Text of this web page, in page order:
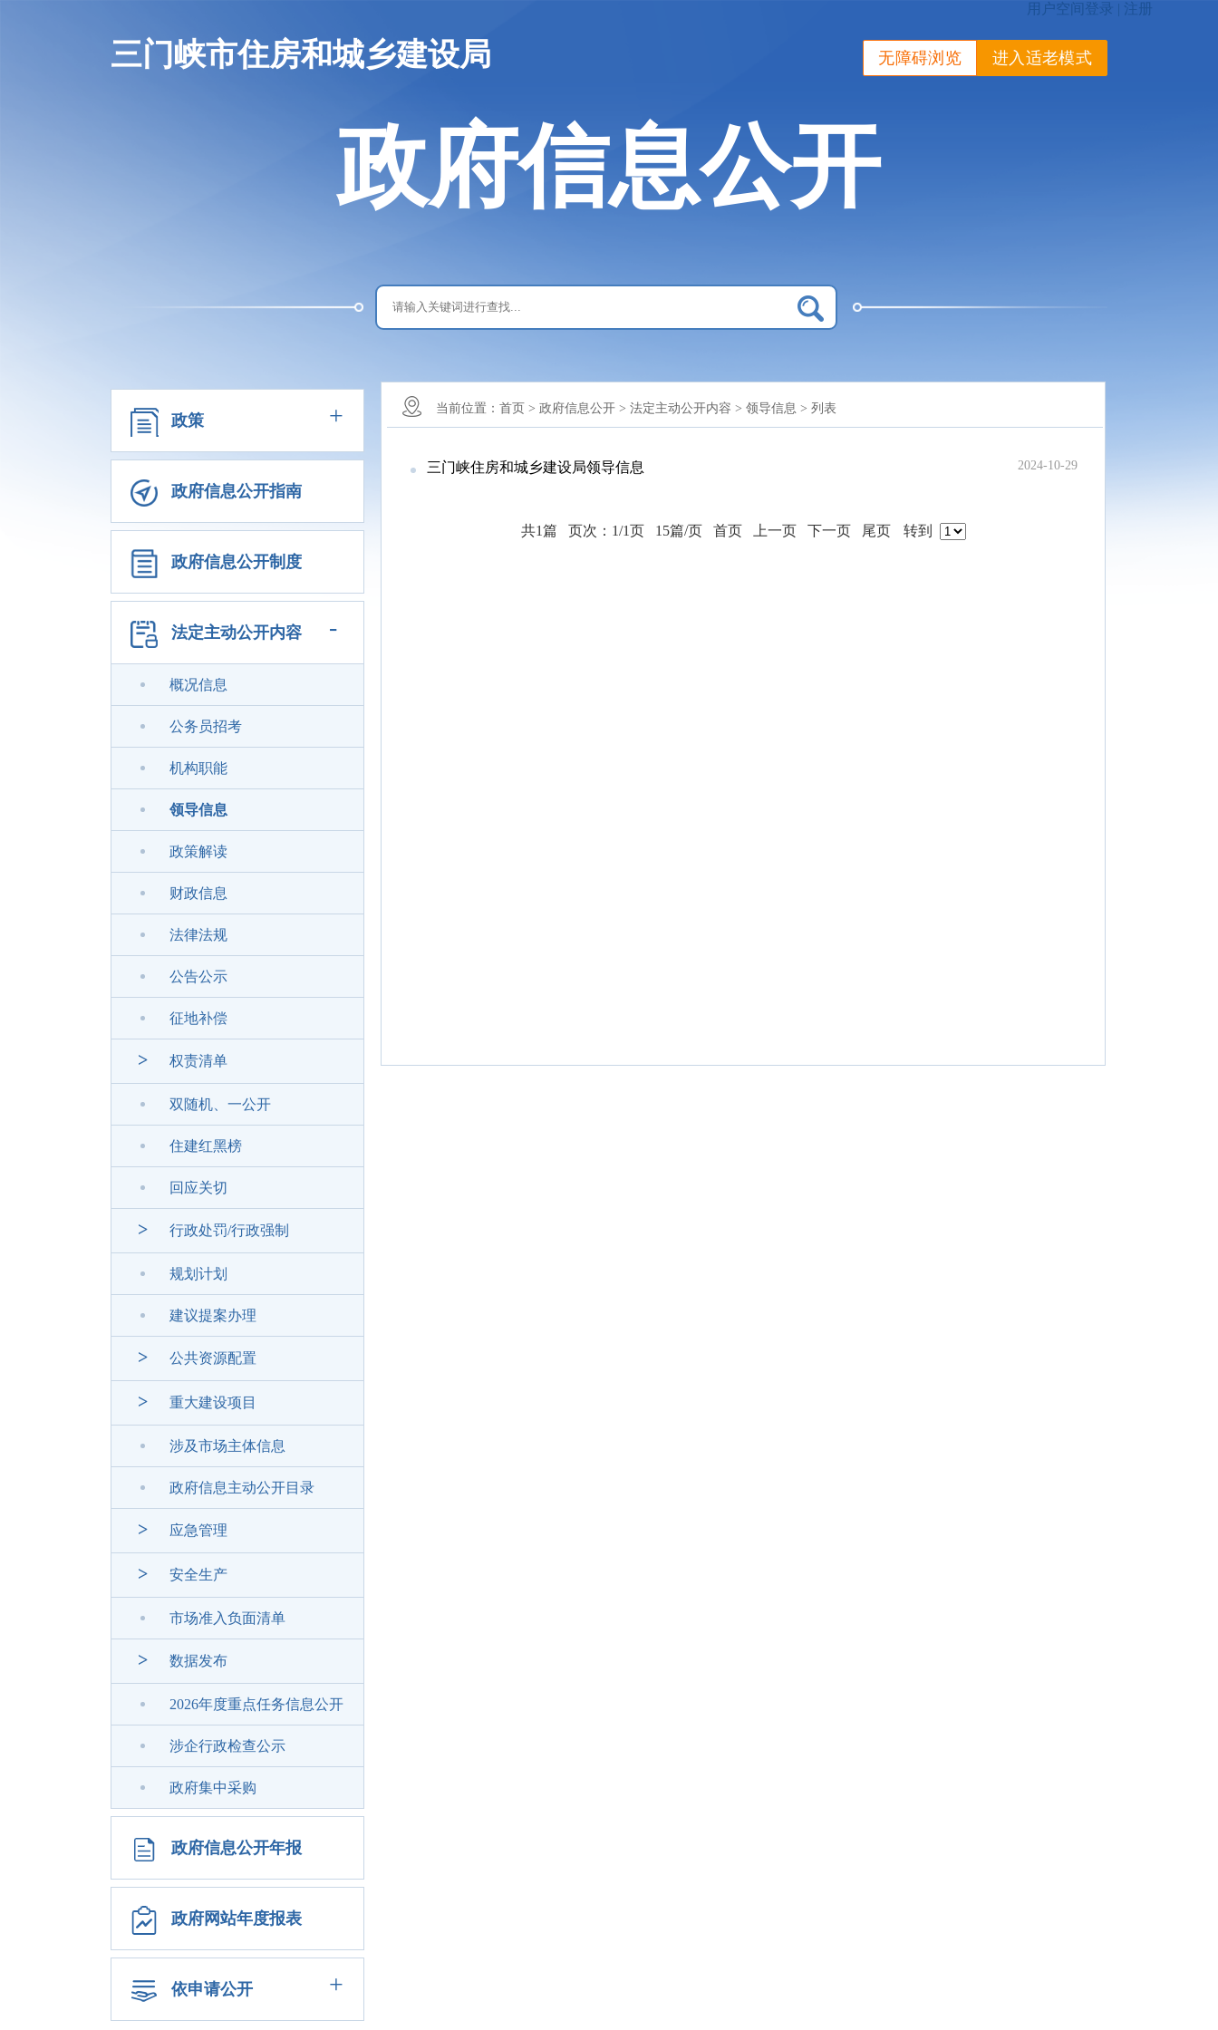
三门峡市住房和城乡建设局 无障碍浏览 进入适老模式
政府信息公开
政策 +
政府信息公开指南
政府信息公开制度
法定主动公开内容 -
概况信息
公务员招考
机构职能
领导信息
政策解读
财政信息
法律法规
公告公示
征地补偿
> 权责清单
双随机、一公开
住建红黑榜
回应关切
> 行政处罚/行政强制
规划计划
建议提案办理
> 公共资源配置
> 重大建设项目
涉及市场主体信息
政府信息主动公开目录
> 应急管理
> 安全生产
市场准入负面清单
> 数据发布
2026年度重点任务信息公开
涉企行政检查公示
政府集中采购
政府信息公开年报
政府网站年度报表
依申请公开 +
当前位置： 首页 > 政府信息公开 > 法定主动公开内容 > 领导信息 > 列表
三门峡住房和城乡建设局领导信息 2024-10-29
共1篇 页次：1/1页 15篇/页 首页 上一页 下一页 尾页 转到